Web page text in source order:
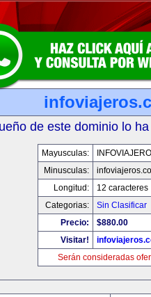
de este dominio lo
Mayusculas:
Minusculas:
Longitud:
12 caracteres
Categorias:
Sin Clasificar
Precio:
$880.00
Visitar!
Serán consideradas